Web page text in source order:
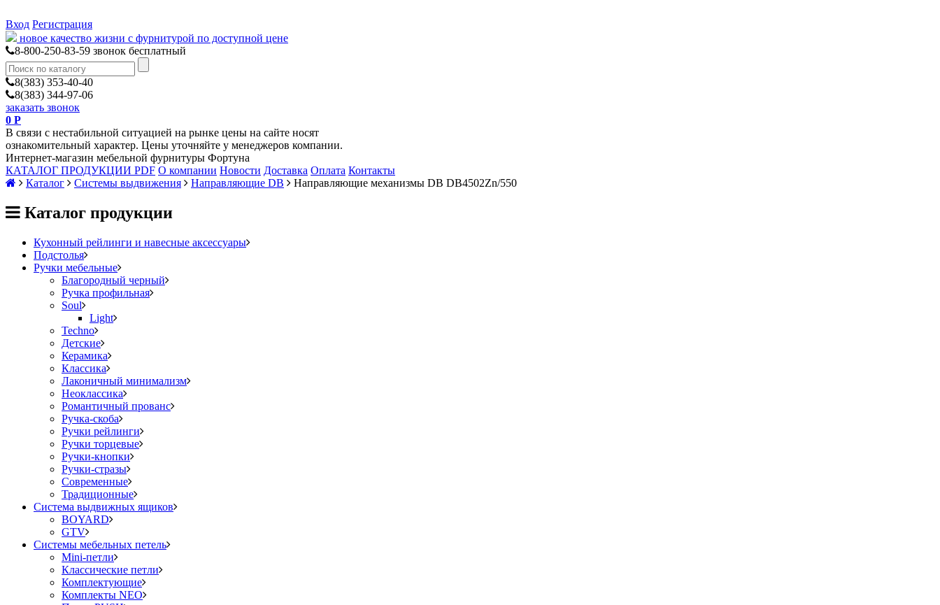
Вход Регистрация
новое качество жизни с фурнитурой по доступной цене
8-800-250-83-59 звонок бесплатный
8(383) 353-40-40
8(383) 344-97-06
заказать звонок
0 Р
В связи с нестабильной ситуацией на рынке цены на сайте носят
ознакомительный характер. Цены уточняйте у менеджеров компании.
Интернет-магазин мебельной фурнитуры Фортуна
КАТАЛОГ ПРОДУКЦИИ PDF О компании Новости Доставка Оплата Контакты
Каталог
Системы выдвижения Направляющие DB Направляющие механизмы DB DB4502Zn/550
Каталог продукции
Кухонный рейлинги и навесные аксессуары
Подстолья
Ручки мебельные
Благородный черный
Ручка профильная
Soul
Light
Techno
Детские
Керамика
Классика
Лаконичный минимализм
Неоклассика
Романтичный прованс
Ручка-скоба
Ручки рейлинги
Ручки торцевые
Ручки-кнопки
Ручки-стразы
Современные
Традиционные
Система выдвижных ящиков
BOYARD
GTV
Системы мебельных петель
Mini-петли
Классические петли
Комплектующие
Комплекты NEO